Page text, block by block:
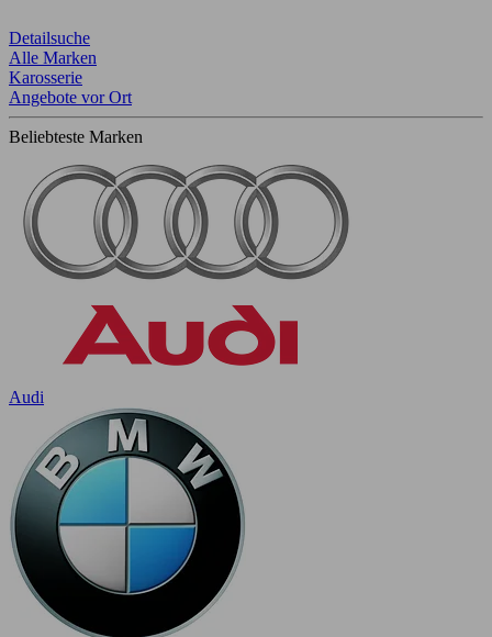
Detailsuche
Alle Marken
Karosserie
Angebote vor Ort
Beliebteste Marken
Audi